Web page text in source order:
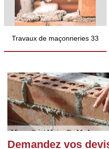
Travaux de maçonneries 33
Demandez vos